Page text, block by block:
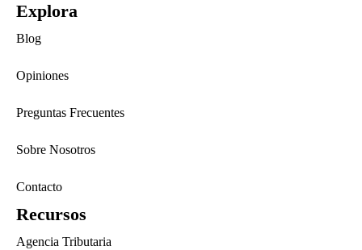
Explora
Blog
Opiniones
Preguntas Frecuentes
Sobre Nosotros
Contacto
Recursos
Agencia Tributaria